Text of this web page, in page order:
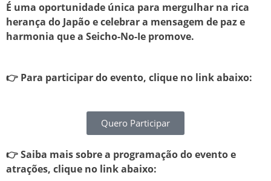
É com muita alegria que convidamos você para se juntar a
Celebre a cultura japonesa no Festival do Japão! 🌸
É uma oportunidade única para mergulhar na rica
herança do Japão e celebrar a mensagem de paz e
harmonia que a Seicho-No-Ie promove.
👉 Para participar do evento, clique no link abaixo:
Quero Participar
👉 Saiba mais sobre a programação do evento e
atrações, clique no link abaixo: